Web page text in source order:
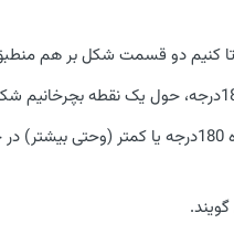
تا کنیم دو قسمت شکل بر هم
وقتی شکل را حول یک نقطه به اندازه